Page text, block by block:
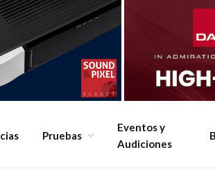
Pruebas
Eventos y
Audiciones